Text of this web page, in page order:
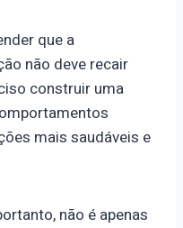
que a
não deve recair
construir uma
mais saudáveis e
não é apenas